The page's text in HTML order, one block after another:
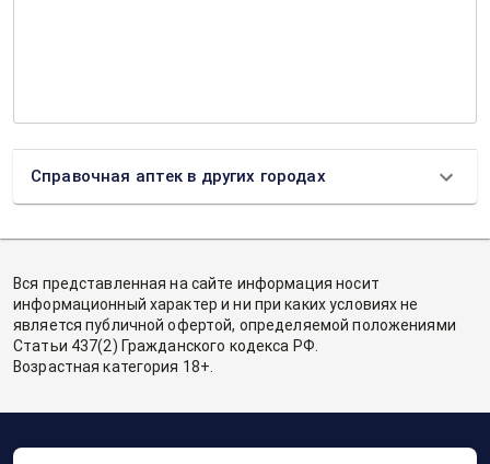
Справочная аптек в других городах
Вся представленная на сайте информация носит
информационный характер и ни при каких условиях не
является публичной офертой, определяемой положениями
Статьи 437(2) Гражданского кодекса РФ.
Возрастная категория 18+.